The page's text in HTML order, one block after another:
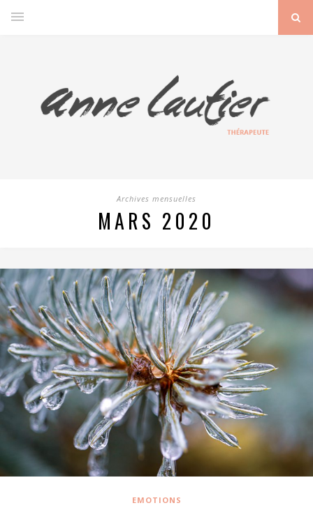
Archives mensuelles
MARS 2020
EMOTIONS